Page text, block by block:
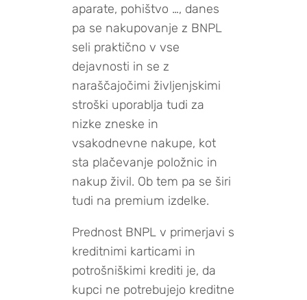
aparate, pohištvo …, danes
pa se nakupovanje z BNPL
seli praktično v vse
dejavnosti in se z
naraščajočimi življenjskimi
stroški uporablja tudi za
nizke zneske in
vsakodnevne nakupe, kot
sta plačevanje položnic in
nakup živil. Ob tem pa se širi
tudi na premium izdelke.
Prednost BNPL v primerjavi s
kreditnimi karticami in
potrošniškimi krediti je, da
kupci ne potrebujejo kreditne